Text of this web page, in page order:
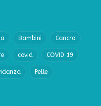
Bambini Cancro
covid COVID 19
Pelle